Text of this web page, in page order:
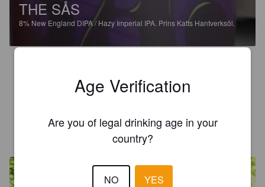
THE SÅS
8% New England DIPA / Hazy Imperial IPA. Prins Katts Hantverksöl.
Helt okej ganska lenn och mjuk smak men någonting tar den
åt fel hål för min smak men helt ok
SKRIETLILI
Age Verification
Are you of legal drinking age in your
country?
NO YES